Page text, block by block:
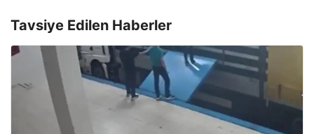
Tavsiye Edilen Haberler